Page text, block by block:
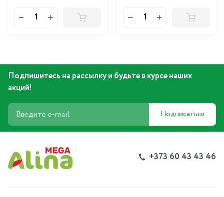
Подпишитесь на рассылку и будьте в курсе наших
акций!
Подписаться
+373 60 43 43 46